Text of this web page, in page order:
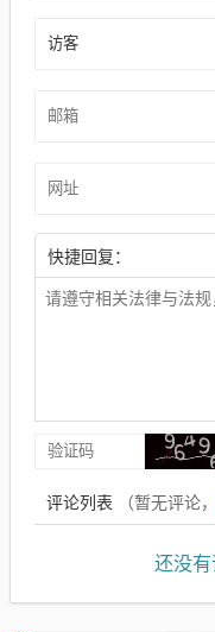
快捷回复：
评论列表 （暂无评论，
还没